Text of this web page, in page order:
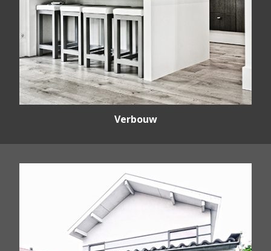
Verbouw